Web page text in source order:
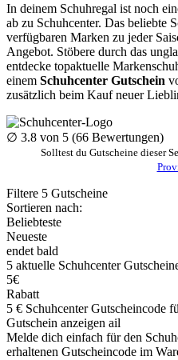
In deinem Schuhregal ist noch
ab zu Schuhcenter. Das beliebte
verfügbaren Marken zu jeder
Angebot. Stöbere durch das
entdecke topaktuelle
einem Schuhcenter Gutschein
zusätzlich beim Kauf neuer
∅ 3.8 von 5 (66 Bewertungen)
Solltest du Gutscheine dieser
Filtere 5 Gutscheine
Sortieren nach:
Beliebteste
Neueste
endet bald
5 aktuelle Schuhcenter
5€
Rabatt
5 € Schuhcenter Gutscheincode
Gutschein anzeigen ail
Melde dich einfach für den
erhaltenen Gutscheincode im